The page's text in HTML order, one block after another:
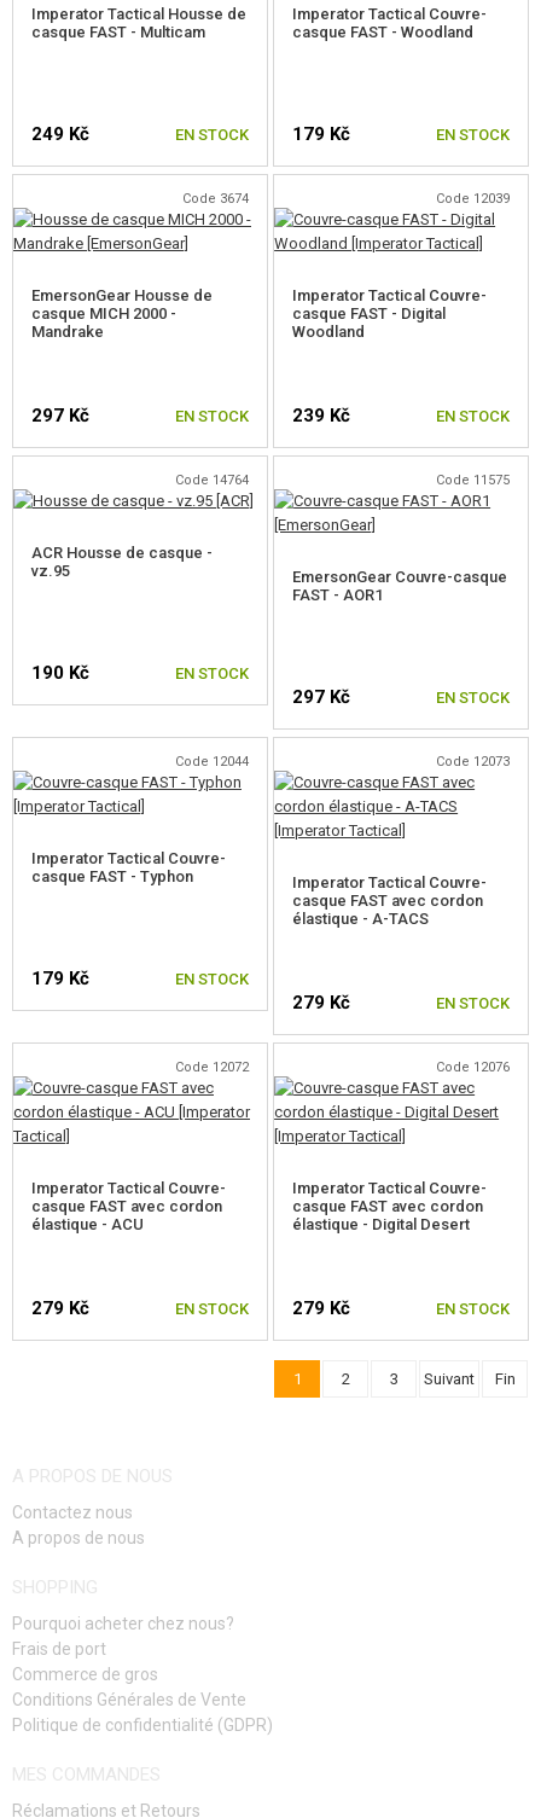
PANIERS-REPAS
ARTICLES PROMOTIONNELS
MARCHANDISES ENDOMMAGÉES ET USAGÉES
NOUVEAUTÉS
PROMOTION
Imperator Tactical Housse de
casque FAST - Multicam
249 Kč EN STOCK
Imperator Tactical Couvre-
casque FAST - Woodland
179 Kč EN STOCK
Code 3674
EmersonGear Housse de
casque MICH 2000 -
Mandrake
297 Kč EN STOCK
Code 12039
Imperator Tactical Couvre-
casque FAST - Digital
Woodland
239 Kč EN STOCK
Code 14764
ACR Housse de casque -
vz.95
190 Kč EN STOCK
Code 11575
EmersonGear Couvre-casque
FAST - AOR1
297 Kč EN STOCK
Code 12044
Imperator Tactical Couvre-
casque FAST - Typhon
179 Kč EN STOCK
Code 12073
Imperator Tactical Couvre-
casque FAST avec cordon
élastique - A-TACS
279 Kč EN STOCK
Code 12072
Imperator Tactical Couvre-
casque FAST avec cordon
élastique - ACU
279 Kč EN STOCK
Code 12076
Imperator Tactical Couvre-
casque FAST avec cordon
élastique - Digital Desert
279 Kč EN STOCK
1 2 3 Suivant Fin
A PROPOS DE NOUS
Contactez nous
A propos de nous
SHOPPING
Pourquoi acheter chez nous?
Frais de port
Commerce de gros
Conditions Générales de Vente
Politique de confidentialité (GDPR)
MES COMMANDES
Réclamations et Retours